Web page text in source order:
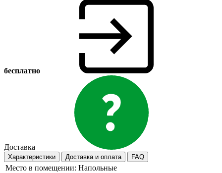
бесплатно
Доставка
Характеристики Доставка и оплата FAQ
Место в помещении: Напольные